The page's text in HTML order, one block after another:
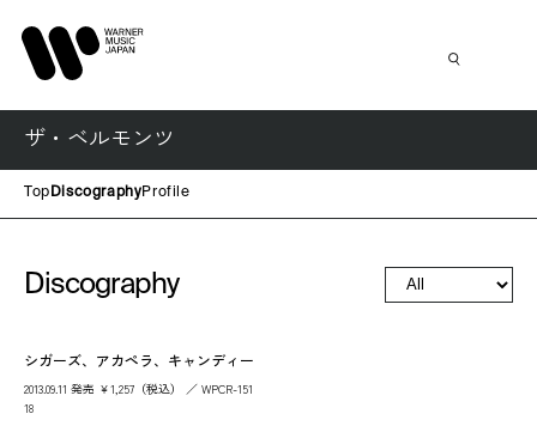
ザ・ベルモンツ
Top DiscographyProfile
Discography
シガーズ、アカペラ、キャンディー
2013.09.11 発売 ￥1,257（税込） ／ WPCR-151
18